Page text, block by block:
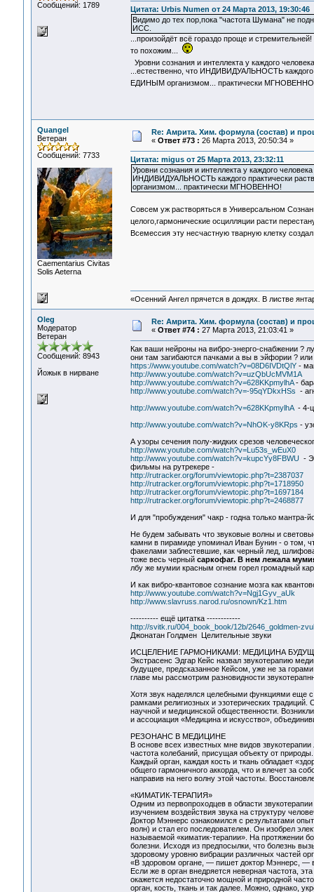
Сообщений: 1789
Цитата: Urbis Numen от 24 Марта 2013, 19:30:46
Видимо до тех пор,пока "частота Шумана" не
ИСС.
...произойдёт всё гораздо проще и
то похожим...
Уровни сознания и интеллекта у каждого
...естественно, что ИНДИВИДУАЛЬНОСТЬ каждого
ЕДИНЫМ организмом... практически
Quangel
Ветеран
Сообщений: 7733
Сaementarius Civitas
Solis Aeterna
Re: Амрита. Хим. формула (состав) и
« Ответ #73 : 26 Марта 2013, 20:50:34 »
Цитата: migus от 25 Марта 2013, 23:32:11
Уровни сознания и интеллекта у каждого
ИНДИВИДУАЛЬНОСТЬ каждого практически
организмом... практически МГНОВЕННО!
Совсем уж растворяться в Универсальном
целого,гармонические осцилляции расти
Всемессия эту несчастную тварную клетку
«Осенний Ангел прячется в дождях. В листве
Oleg
Модератор
Ветеран
Сообщений: 8943
Йожык в нирване
Re: Амрита. Хим. формула (состав) и
« Ответ #74 : 27 Марта 2013, 21:03:41 »
Как ваши нейроны на вибро-энерго-снабжении ?
они там загибаются пачками а вы в эйфории ?
https://www.youtube.com/watch?v=08D6IVDtQlY-
http://www.youtube.com/watch?v=uzQbUcMVM1A
http://www.youtube.com/watch?v=628KKpmylhA-
http://www.youtube.com/watch?v=-95qYDkxHSs -
http://www.youtube.com/watch?v=628KKpmylhA- 4-
http://www.youtube.com/watch?v=NhOK-y8KRps -
А узоры сечения полу-жидких срезов
http://www.youtube.com/watch?v=Lu53s_wEuX0
http://www.youtube.com/watch?v=kupcYy8FBWU -
фильмы на рутрекере -
http://rutracker.org/forum/viewtopic.php?t=2387037
http://rutracker.org/forum/viewtopic.php?t=1718950
http://rutracker.org/forum/viewtopic.php?t=1697184
http://rutracker.org/forum/viewtopic.php?t=2468877
И для "пробуждения" чакр - годна только мантра-
Не будем забывать что звуковые волны и
камни в пирамиде упоминал Иван Бунин - о том,
факелами заблестевшие, как черный лед,
тоже весь черный саркофаг. В нем лежала
лбу же мумии красным огнем горел громадный
И как вибро-квантовое сознание мозга как
http://www.youtube.com/watch?v=Ngj1Gyv_aUk
http://www.slavruss.narod.ru/osnown/Kz1.htm
---------- ещё цитатка ------------
http://svitk.ru/004_book_book/12b/2646_goldmen-
Джонатан Голдмен Целительные звуки
ИСЦЕЛЕНИЕ ГАРМОНИКАМИ: МЕДИЦИНА
Экстрасенс Эдгар Кейс назвал звукотерапию
будущее, предсказанное Кейсом, уже не за
главе мы рассмотрим разновидности
Хотя звук наделялся целебными функциями еще
рамками религиозных и эзотерических традиций.
научной и медицинской общественности.
и ассоциация «Медицина и искусство»,
РЕЗОНАНС В МЕДИЦИНЕ
В основе всех известных мне видов
частота колебаний, присущая объекту от
Каждый орган, каждая кость и ткань обладает
общего гармоничного аккорда, что и влечет за
направив на него волну этой частоты.
«КИМАТИК-ТЕРАПИЯ»
Одним из первопроходцев в области
изучением воздействия звука на структуру
Доктор Мэннерс ознакомился с результатами
волн) и стал его последователем. Он изобрел
называемой «киматик-терапии». На протяжении
болезни. Исходя из предпосылки, что болезнь
здоровому уровню вибрации различных частей
«В здоровом органе, — пишет доктор Мэннерс, —
Если же в орган внедряется неверная частота,
окажется недостаточно мощной и природной
орган, кость, ткань и так далее. Можно, однако,